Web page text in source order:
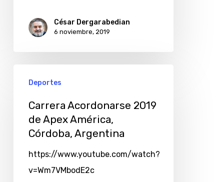
César Dergarabedian
6 noviembre, 2019
Deportes
Carrera Acordonarse 2019
de Apex América,
Córdoba, Argentina
https://www.youtube.com/watch?
v=Wm7VMbodE2c